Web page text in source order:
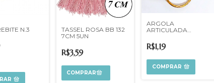
N.3
TASSEL ROSA BB 132
7CM 5UN
R$3,59
ARGOLA
ARTICULADA
R$1,19
COMPRAR